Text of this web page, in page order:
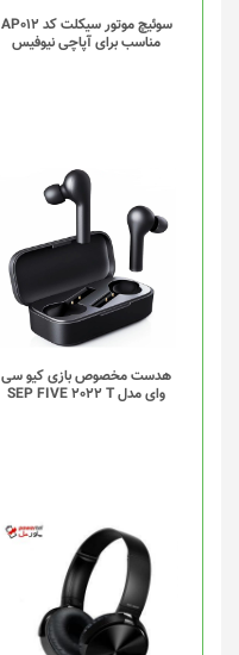
سوئیچ موتور سیکلت کد AP012
مناسب برای آپاچی نیوفیس
هدست مخصوص بازی کیو سی
وای مدل SEP FIVE 2022 T
این
دارای
انواع
مختلفی
می
باشد.
گزینه
ها
محصول
انتخاب
شوند